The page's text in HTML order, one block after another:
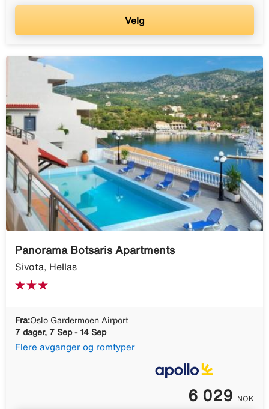
Velg
Panorama Botsaris Apartments
Sivota, Hellas
Fra:Oslo Gardermoen Airport
7 dager, 7 Sep - 14 Sep
Flere avganger og romtyper
6 029 NOK